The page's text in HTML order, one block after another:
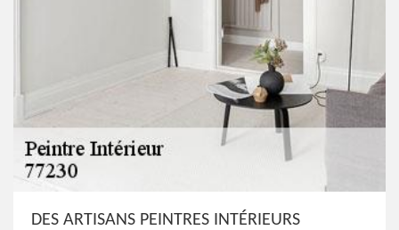
DES ARTISANS PEINTRES INTÉRIEURS